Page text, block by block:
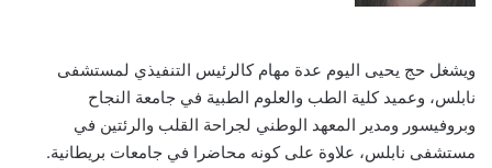
ويشغل حج يحيى اليوم عدة مهام كالرئيس التنفيذي لمستشفى
نابلس، وعميد كلية الطب والعلوم الطبية في جامعة النجاح
وبروفيسور ومدير المعهد الوطني لجراحة القلب والرئتين في
مستشفى نابلس، علاوة على كونه محاضرا في جامعات بريطانية.